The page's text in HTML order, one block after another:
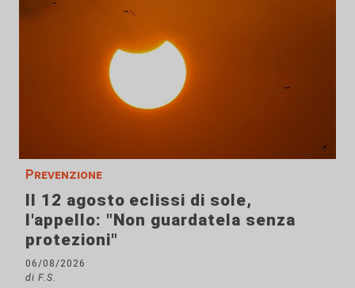
Prevenzione
Il 12 agosto eclissi di sole,
l'appello: "Non guardatela senza
protezioni"
06/08/2026
di F.S.